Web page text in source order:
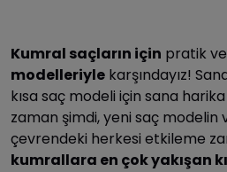
Kumral saçların için pratik
modelleriyle karşındayız!
kısa saç modeli için sana
zaman şimdi, yeni saç modelin
çevrendeki herkesi etkileme
kumrallara en çok yakışan